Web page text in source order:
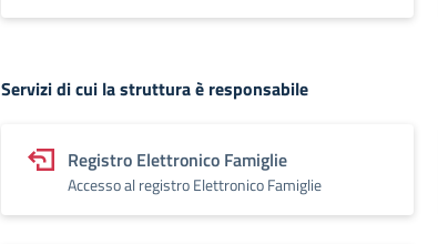
Servizi di cui la struttura è responsabile
Registro Elettronico Famiglie
Accesso al registro Elettronico Famiglie